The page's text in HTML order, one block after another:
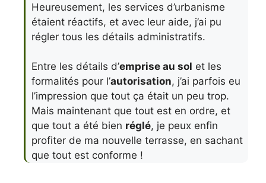
Heureusement, les services d’urbanisme
étaient réactifs, et avec leur aide, j’ai pu
régler tous les détails administratifs.
Entre les détails d’emprise au sol et les
formalités pour l’autorisation, j’ai parfois eu
l’impression que tout ça était un peu trop.
Mais maintenant que tout est en ordre, et
que tout a été bien réglé, je peux enfin
profiter de ma nouvelle terrasse, en sachant
que tout est conforme !